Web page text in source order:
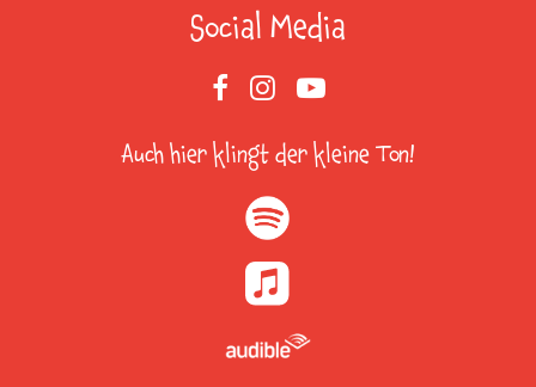
Social Media
Auch hier klingt der kleine Ton!